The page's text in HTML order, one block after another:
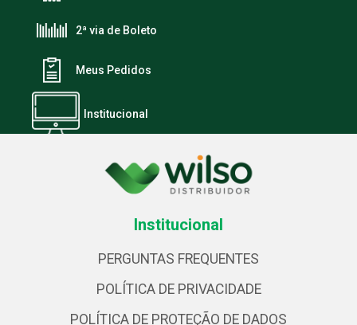
2ª via de Boleto
Meus Pedidos
Institucional
Institucional
PERGUNTAS FREQUENTES
POLÍTICA DE PRIVACIDADE
POLÍTICA DE PROTEÇÃO DE DADOS